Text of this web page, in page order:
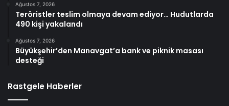
Ağustos 7, 2026
Teröristler teslim olmaya devam ediyor… Hudutlarda
490 kişi yakalandı
Ağustos 7, 2026
Büyükşehir’den Manavgat’a bank ve piknik masası
desteği
Rastgele Haberler